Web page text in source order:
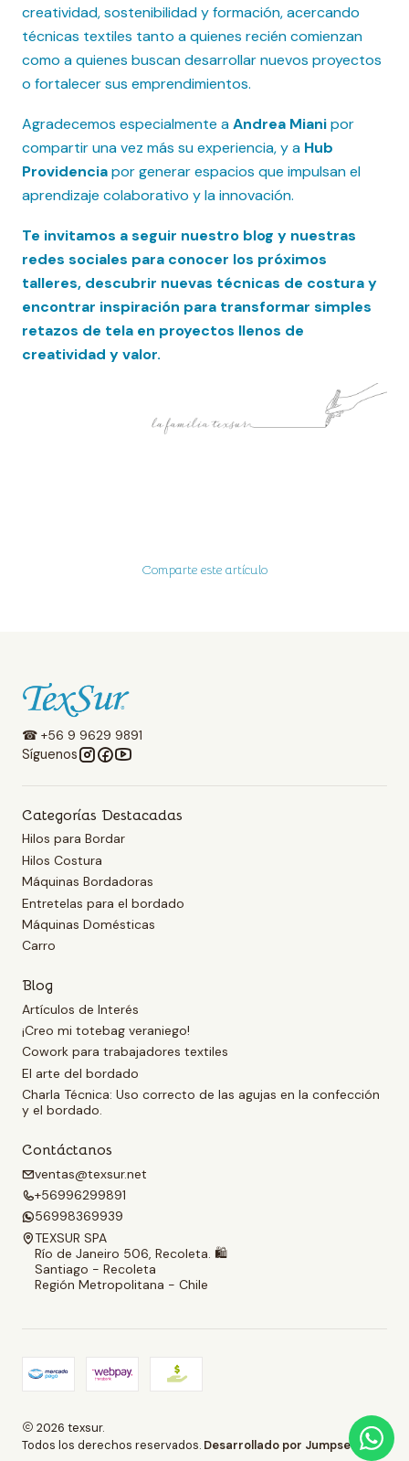
creatividad, sostenibilidad y formación, acercando
técnicas textiles tanto a quienes recién comienzan
como a quienes buscan desarrollar nuevos proyectos
o fortalecer sus emprendimientos.
Agradecemos especialmente aAndrea Mianipor
compartir una vez más su experiencia, y a Hub
Providenciapor generar espacios que impulsan el
aprendizaje colaborativo y la innovación.
Te invitamos a seguir nuestro blog y nuestras
redes sociales para conocer los próximos
talleres, descubrir nuevas técnicas de costura y
encontrar inspiración para transformar simples
retazos de tela en proyectos llenos de
creatividad y valor.
Comparte este artículo
☎ +56 9 9629 9891
Síguenos
Categorías Destacadas
Hilos para Bordar
Hilos Costura
Máquinas Bordadoras
Entretelas para el bordado
Máquinas Domésticas
Carro
Blog
Artículos de Interés
¡Creo mi totebag veraniego!
Cowork para trabajadores textiles
El arte del bordado
Charla Técnica: Uso correcto de las agujas en la confección
y el bordado.
Contáctanos
ventas@texsur.net
+56996299891
56998369939
TEXSUR SPA
Río de Janeiro 506, Recoleta. 🛍️
Santiago - Recoleta
Región Metropolitana - Chile
2026 texsur.
Todos los derechos reservados. Desarrollado por Jumpseller.